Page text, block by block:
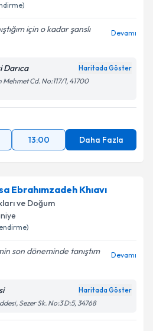
için o kadar şanslı
Devamı
Darıca Haritada Göster
Cd. No:117/1, 41700
13:00 Daha Fazla
Ebrahımzadeh Khıavı
ve Doğum
son döneminde tanıştım
Devamı
Haritada Göster
Sezer Sk. No:3 D:5, 34768